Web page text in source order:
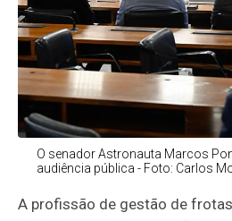
O senador Astronauta Marcos
audiência pública - Foto: Carlos
A profissão de gestão de